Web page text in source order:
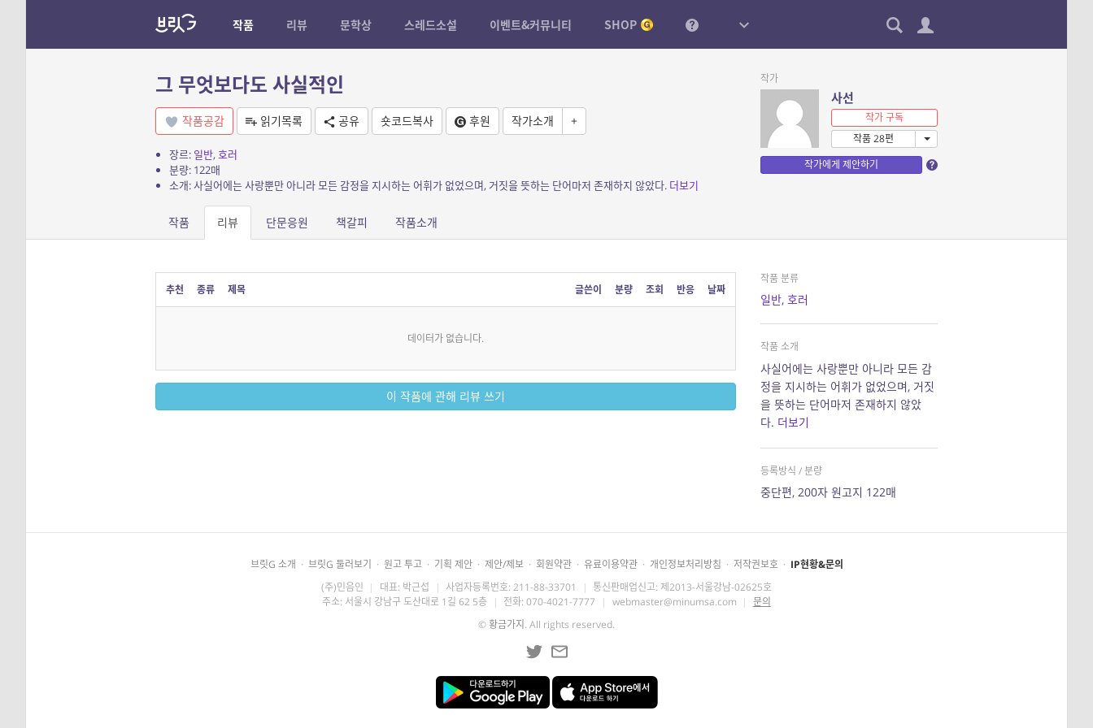
작품 리뷰 문학상 스레드소설 이벤트&커뮤니티 SHOP
그 무엇보다도 사실적인
작품공감 읽기목록 공유 숏코드복사 후원 작가소개 +
장르: 일반, 호러
분량: 122매
소개: 사실어에는 사랑뿐만 아니라 모든 감정을 지시하는 어휘가 없었으며, 거짓을 뜻하는 단어마저 존재하지 않았다. 더보기
작가
사선
작가 구독
작품 28편
작가에게 제안하기
작품 리뷰 단문응원 책갈피 작품소개
추천 종류 제목 글쓴이 분량 조회 반응 날짜
데이터가 없습니다.
이 작품에 관해 리뷰 쓰기
작품 분류
일반, 호러
작품 소개
사실어에는 사랑뿐만 아니라 모든 감
정을 지시하는 어휘가 없었으며, 거짓
을 뜻하는 단어마저 존재하지 않았
다. 더보기
등록방식 / 분량
중단편, 200자 원고지 122매
브릿G 소개 · 브릿G 둘러보기 · 원고 투고 · 기획 제안 · 제안/제보 · 회원약관 · 유료이용약관 · 개인정보처리방침 · 저작권보호 · IP현황&문의
(주)민음인 | 대표: 박근섭 | 사업자등록번호: 211-88-33701 | 통신판매업신고: 제2013-서울강남-02625호
주소: 서울시 강남구 도산대로 1길 62 5층 | 전화: 070-4021-7777 | webmaster@minumsa.com | 문의
©황금가지 . All rights reserved.